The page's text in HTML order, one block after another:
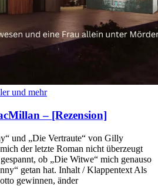
und mehr
– [Rezension]
und „Die Vertraute“ von Gilly
der letzte Roman nicht überzeugt
ob „Die Witwe“ mich genauso
getan hat. Inhalt / Klappentext Als
gewinnen, änder